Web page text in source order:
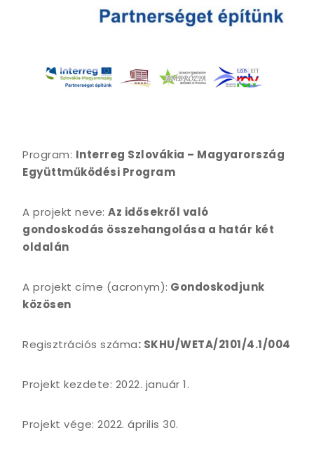
Program: Interreg Szlovákia – Magyarország
Együttműködési Program
A projekt neve: Az idősekről való
gondoskodás összehangolása a határ két
oldalán
A projekt címe (acronym): Gondoskodjunk
közösen
Regisztrációs száma: SKHU/WETA/2101/4.1/004
Projekt kezdete: 2022. január 1.
Projekt vége: 2022. április 30.